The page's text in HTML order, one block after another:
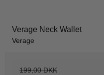
Verage Neck Wallet
Verage
199,00 DKK